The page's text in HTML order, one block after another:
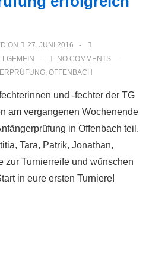
ON
27. JUNI 2016
NO COMMENTS
, OFFENBACH
und -fechter der TG
am vergangenen Wochenende
in Offenbach teil.
Tara, Patrik, Jonathan,
zur Turnierreife und wünschen
in eure ersten Turniere!